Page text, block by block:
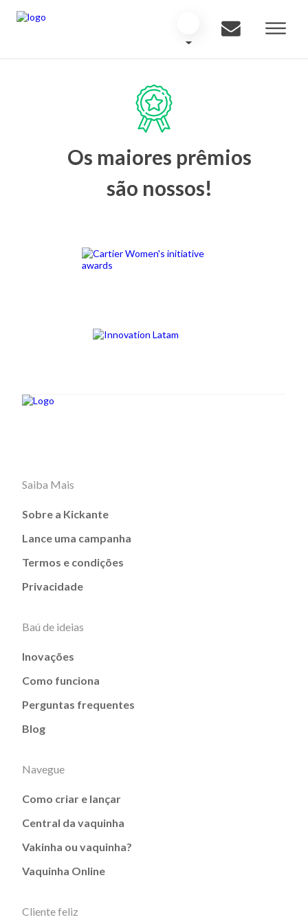
Os maiores prêmios
são nossos!
Saiba Mais
Sobre a Kickante
Lance uma campanha
Termos e condições
Privacidade
Baú de ideias
Inovações
Como funciona
Perguntas frequentes
Blog
Navegue
Como criar e lançar
Central da vaquinha
Vakinha ou vaquinha?
Vaquinha Online
Cliente feliz